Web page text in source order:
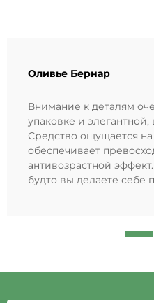
Оливье Бернар
Внимание к деталям
упаковке и
Средство ощущается
обеспечивает
антивозрастной
будто вы делаете себе